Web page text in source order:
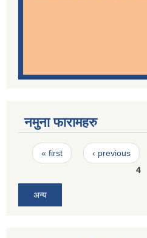
नमुना फारामहरु
Pages
« first ‹ previous
4
अन्य